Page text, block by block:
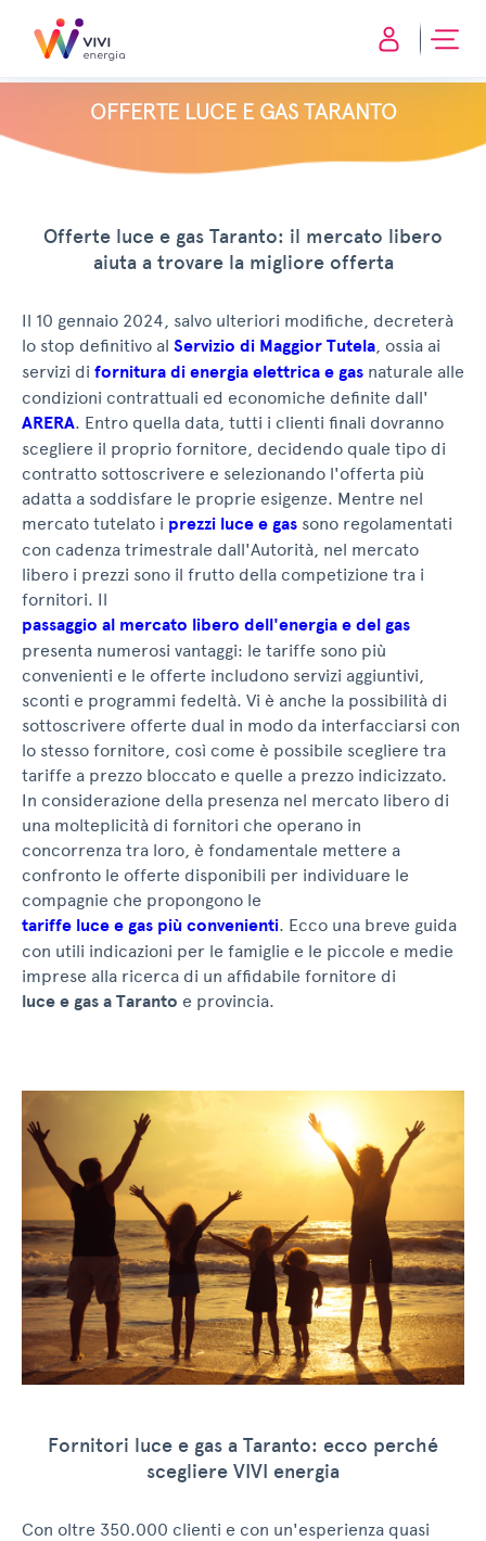
OFFERTE LUCE E GAS TARANTO
Offerte luce e gas Taranto: il mercato libero
aiuta a trovare la migliore offerta
Il 10 gennaio 2024, salvo ulteriori modifiche, decreterà
lo stop definitivo al Servizio di Maggior Tutela, ossia ai
servizi di fornitura di energia elettrica e gas naturale alle
condizioni contrattuali ed economiche definite dall'
ARERA. Entro quella data, tutti i clienti finali dovranno
scegliere il proprio fornitore, decidendo quale tipo di
contratto sottoscrivere e selezionando l'offerta più
adatta a soddisfare le proprie esigenze. Mentre nel
mercato tutelato i prezzi luce e gas sono regolamentati
con cadenza trimestrale dall'Autorità, nel mercato
libero i prezzi sono il frutto della competizione tra i
fornitori. Il
passaggio al mercato libero dell'energia e del gas
presenta numerosi vantaggi: le tariffe sono più
convenienti e le offerte includono servizi aggiuntivi,
sconti e programmi fedeltà. Vi è anche la possibilità di
sottoscrivere offerte dual in modo da interfacciarsi con
lo stesso fornitore, così come è possibile scegliere tra
tariffe a prezzo bloccato e quelle a prezzo indicizzato.
In considerazione della presenza nel mercato libero di
una molteplicità di fornitori che operano in
concorrenza tra loro, è fondamentale mettere a
confronto le offerte disponibili per individuare le
compagnie che propongono le
tariffe luce e gas più convenienti. Ecco una breve guida
con utili indicazioni per le famiglie e le piccole e medie
imprese alla ricerca di un affidabile fornitore di
luce e gas a Taranto e provincia.
Fornitori luce e gas a Taranto: ecco perché
scegliere VIVI energia
Con oltre 350.000 clienti e con un'esperienza quasi